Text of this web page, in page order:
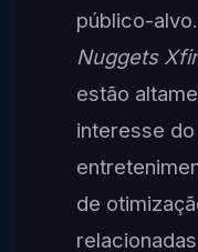
público-
Nuggets
estão
interesse
de